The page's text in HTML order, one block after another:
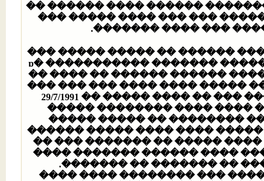
������ ����� ��������� ���
������� ���� ����� ����
�������� ����� ��
���� ���� ��� �� ��� ������
��� ������ ����� ��������� ���� ����� �� ������� ������� ��������ɒ� ���
�� ���� �� ������ ������
��� ��� ��� ���� ���� �����
29/7/1991 �� ����� ���� ��
����� �������� ���� ����
����� ����� �� ��������
������ ����� ���� ����
�� ��� ������� �� �����
����� ����� �����ђ� ������ ��
������ ������ ����
��� ����� ��� ������� ����